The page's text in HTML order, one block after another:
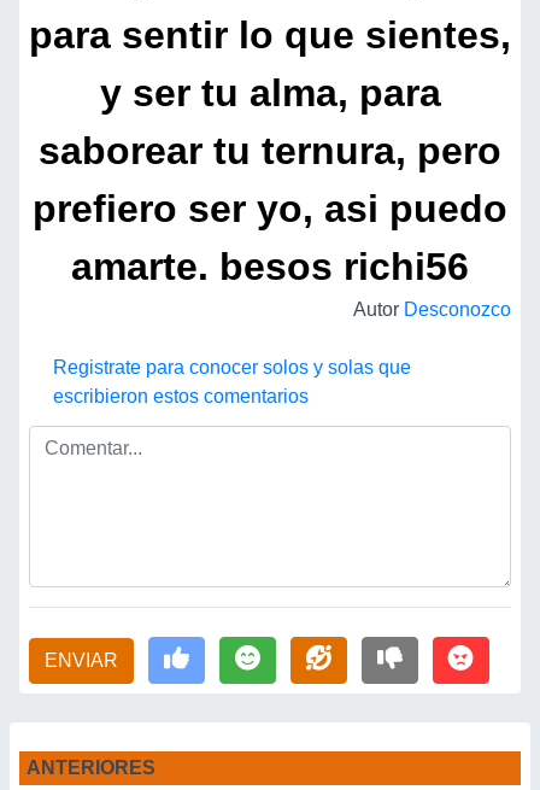
para sentir lo que sientes,
y ser tu alma, para
saborear tu ternura, pero
prefiero ser yo, asi puedo
amarte. besos richi56
Autor Desconozco
Registrate para conocer solos y solas que
escribieron estos comentarios
ENVIAR
ANTERIORES